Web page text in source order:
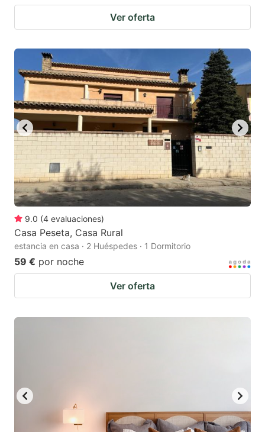
Ver oferta
9.0 (4 evaluaciones)
Casa Peseta, Casa Rural
estancia en casa · 2 Huéspedes · 1 Dormitorio
59 € por noche
Ver oferta